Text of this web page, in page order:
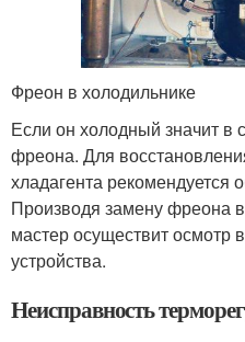
Фреон в холодильнике
Если он холодный значит в
фреона. Для
хладагента рекомендуется
Производя замену фреона
мастер осуществит осмотр
устройства.
Неисправность